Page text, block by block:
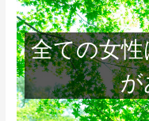
全ての女
が